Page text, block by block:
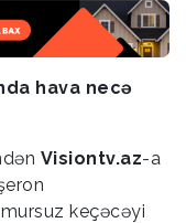
hava necə
Visiontv.az-a
keçəcəyi